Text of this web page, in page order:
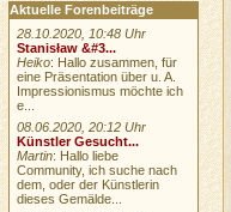
Aktuelle Forenbeiträge
28.10.2020, 10:48 Uhr
Stanisław &#3...
Heiko: Hallo zusammen, für
eine Präsentation über u. A.
Impressionismus möchte ich
e...
08.06.2020, 20:12 Uhr
Künstler Gesucht...
Martin: Hallo liebe
Community, ich suche nach
dem, oder der Künstlerin
dieses Gemälde...